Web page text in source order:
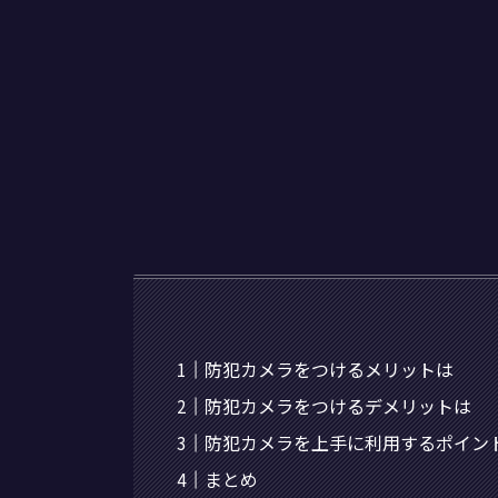
防犯カメラをつけるメリットは
防犯カメラをつけるデメリットは
防犯カメラを上手に利用するポイン
まとめ